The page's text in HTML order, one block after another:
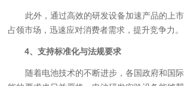
此外，通过高效的研发设备加速产品的上市
占领市场，迅速应对消费者需求，提升竞争力。
4、支持标准化与法规要求
随着电池技术的不断进步，各国政府和国际